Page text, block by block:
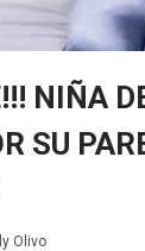
NIÑA
SU
Olivo